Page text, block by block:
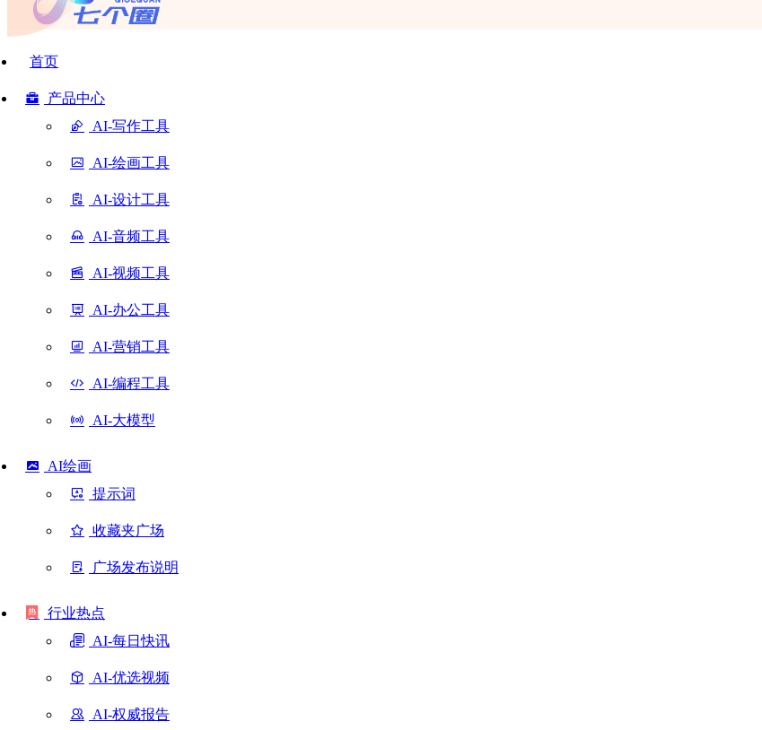
首页
产品中心
AI-写作工具
AI-绘画工具
AI-设计工具
AI-音频工具
AI-视频工具
AI-办公工具
AI-营销工具
AI-编程工具
AI-大模型
AI绘画
提示词
收藏夹广场
广场发布说明
行业热点
AI-每日快讯
AI-优选视频
AI-权威报告